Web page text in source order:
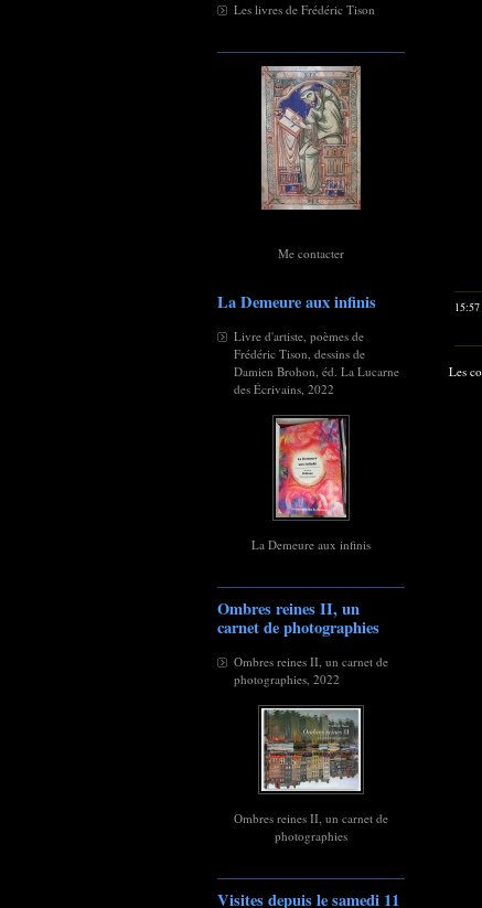
Les livres de Frédéric Tison
Me contacter
La Demeure aux infinis
Livre d'artiste, poèmes de
Frédéric Tison, dessins de
Damien Brohon, éd. La Lucarne
des Écrivains, 2022
La Demeure aux infinis
Ombres reines II, un
carnet de photographies
Ombres reines II, un carnet de
photographies, 2022
Ombres reines II, un carnet de
photographies
Visites depuis le samedi 11
Les